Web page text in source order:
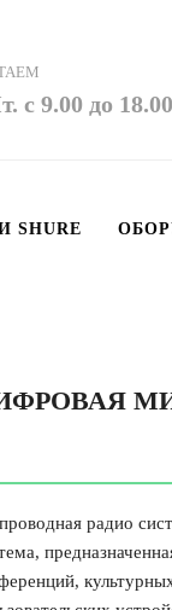
с 9.00 до 18.00
радио